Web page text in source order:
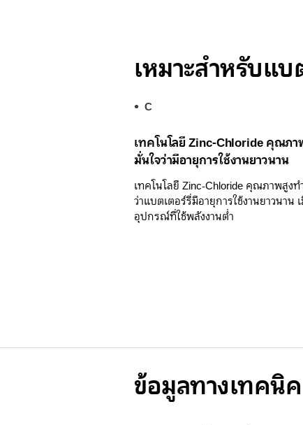
เหมาะสำหรับแ
C
เทคโนโลยี Zinc-Chloride คุณภ
มั่นใจว่ามีอายุการใช้งานยาวนาน
เทคโนโลยี Zinc-Chloride คุณภาพสูงท
ว่าแบตเตอร์รี่มีอายุการใช้งานยาวนาน
อุปกรณ์ที่ใช้พลังงานต่ำ
ข้อมูลทางเทคนิค